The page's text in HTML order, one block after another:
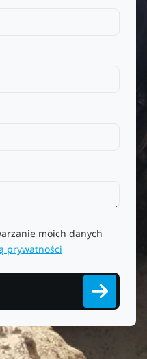
moich danych
prywatności